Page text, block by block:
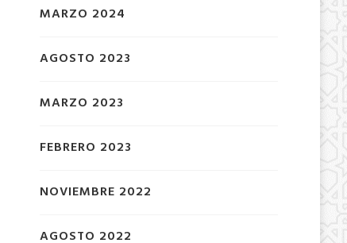
MARZO 2024
AGOSTO 2023
MARZO 2023
FEBRERO 2023
NOVIEMBRE 2022
AGOSTO 2022